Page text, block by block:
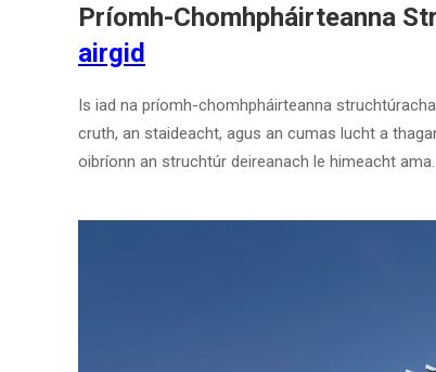
Príomh-Chomhpháirteanna
airgid
Is iad na príomh-chomhpháirteanna
cruth, an staideacht, agus an cumas lucht a
oibríonn an struchtúr deireanach le himeacht ama.